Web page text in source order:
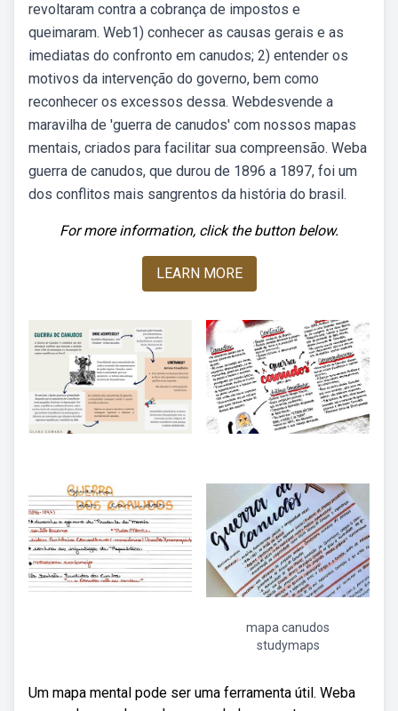
revoltaram contra a cobrança de impostos e
queimaram. Web1) conhecer as causas gerais e as
imediatas do confronto em canudos; 2) entender os
motivos da intervenção do governo, bem como
reconhecer os excessos dessa. Webdesvende a
maravilha de 'guerra de canudos' com nossos mapas
mentais, criados para facilitar sua compreensão. Weba
guerra de canudos, que durou de 1896 a 1897, foi um
dos conflitos mais sangrentos da história do brasil.
For more information, click the button below.
LEARN MORE
mapa canudos
studymaps
Um mapa mental pode ser uma ferramenta útil. Weba